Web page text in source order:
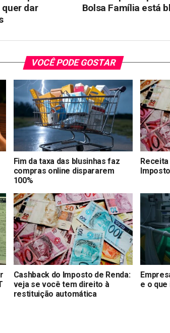
Bolsa Família está
dar
VOCÊ PODE GOSTAR
Fim da taxa das blusinhas faz
compras online dispararem
100%
Cashback do Imposto de Renda:
veja se você tem direito à
restituição automática
e o